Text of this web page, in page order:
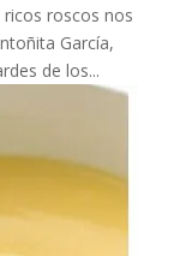
roscos nos
García,
de los...